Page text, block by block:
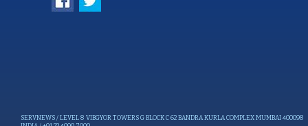
SERVNEWS / LEVEL 8 VIBGYOR TOWERS G BLOCK C 62 BANDRA KURLA COMPLEX MUMBAI 400098